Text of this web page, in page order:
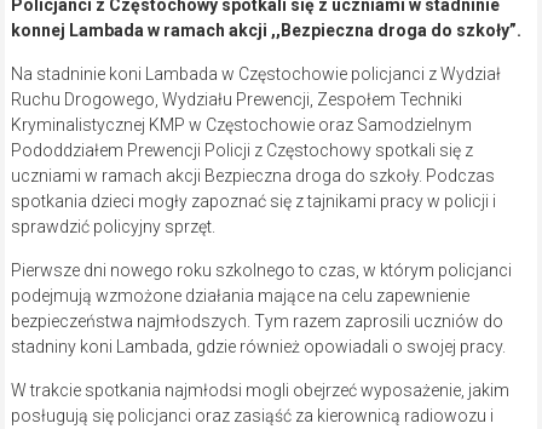
Policjanci z Częstochowy spotkali się z uczniami w stadninie
konnej Lambada w ramach akcji ,,Bezpieczna droga do szkoły”.
Na stadninie koni Lambada w Częstochowie policjanci z Wydział
Ruchu Drogowego, Wydziału Prewencji, Zespołem Techniki
Kryminalistycznej KMP w Częstochowie oraz Samodzielnym
Pododdziałem Prewencji Policji z Częstochowy spotkali się z
uczniami w ramach akcji Bezpieczna droga do szkoły. Podczas
spotkania dzieci mogły zapoznać się z tajnikami pracy w policji i
sprawdzić policyjny sprzęt.
Pierwsze dni nowego roku szkolnego to czas, w którym policjanci
podejmują wzmożone działania mające na celu zapewnienie
bezpieczeństwa najmłodszych. Tym razem zaprosili uczniów do
stadniny koni Lambada, gdzie również opowiadali o swojej pracy.
W trakcie spotkania najmłodsi mogli obejrzeć wyposażenie, jakim
posługują się policjanci oraz zasiąść za kierownicą radiowozu i